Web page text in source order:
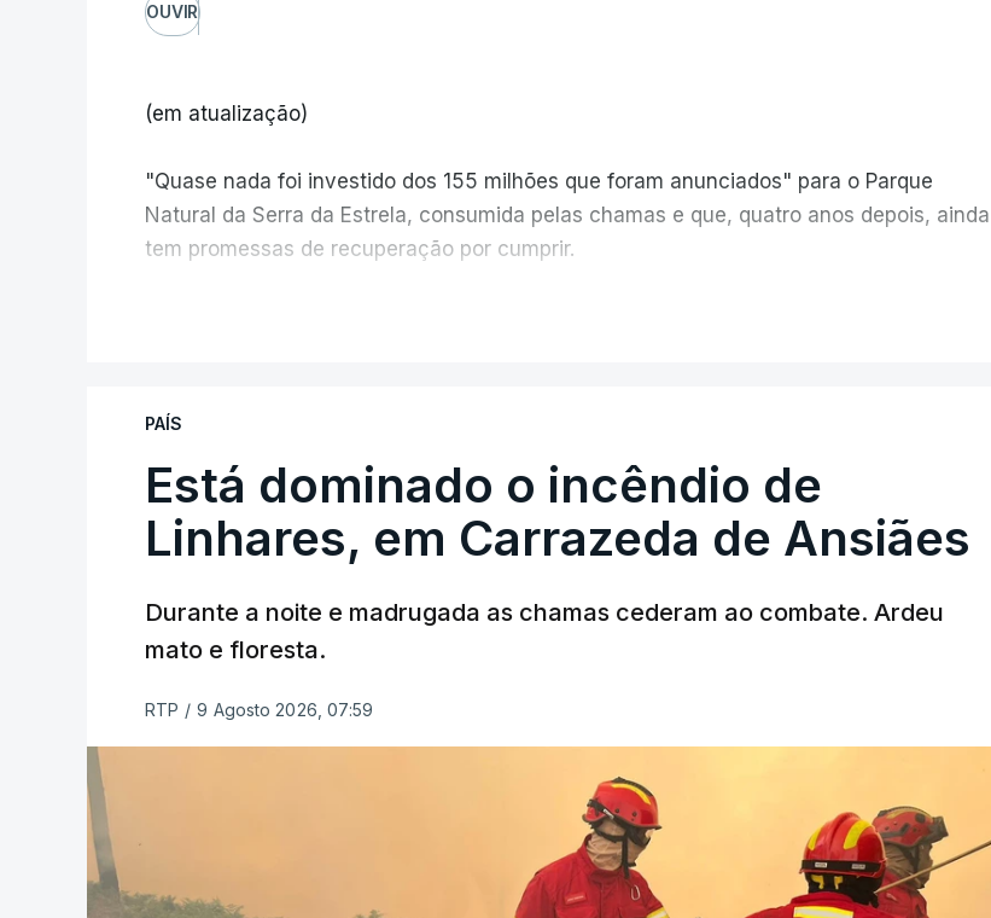
OUVIR
(em atualização)
"Quase nada foi investido dos 155 milhões que foram anunciados" para o Parque
Natural da Serra da Estrela, consumida pelas chamas e que, quatro anos depois, ainda
tem promessas de recuperação por cumprir.
ERRO 100
ERROR ON HTML5 MEDIA ELEMENT
PAÍS
Está dominado o incêndio de
Linhares, em Carrazeda de Ansiães
Durante a noite e madrugada as chamas cederam ao combate. Ardeu
mato e floresta.
RTP / 9 Agosto 2026, 07:59